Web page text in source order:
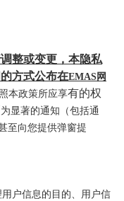
整或变更，本隐私
方式公布在EMAS网
本政策所应享有的权
为显著的通知（包括通
至向您提供弹窗提
户信息的目的、用户信